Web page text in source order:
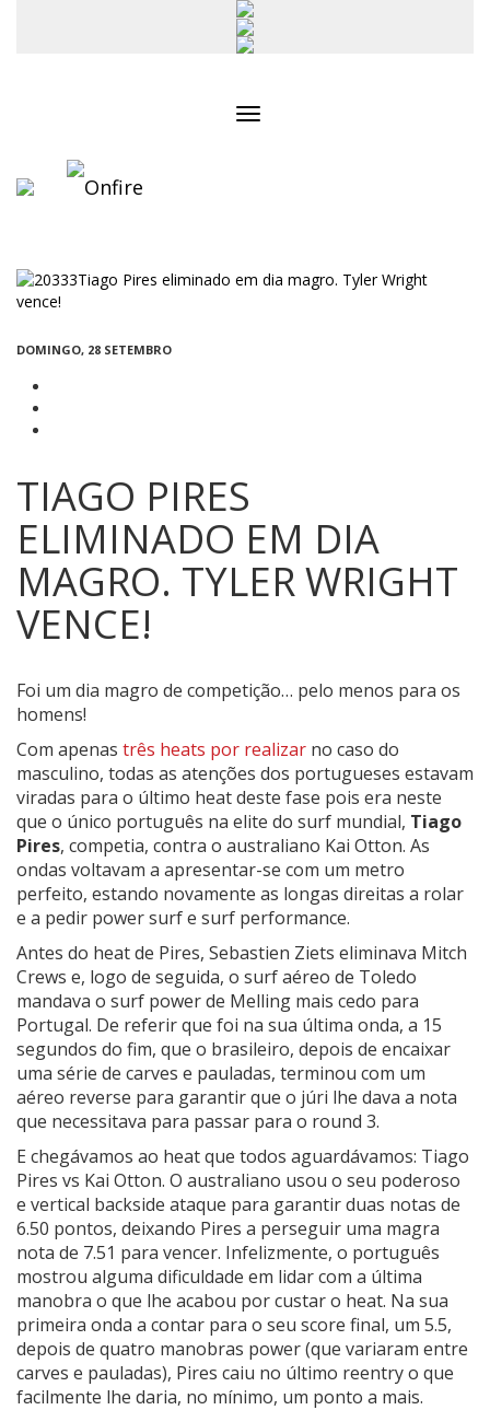
DOMINGO, 28 SETEMBRO
TIAGO PIRES
ELIMINADO EM DIA
MAGRO. TYLER WRIGHT
VENCE!
Foi um dia magro de competição… pelo menos para os
homens!
Com apenas três heats por realizar no caso do
masculino, todas as atenções dos portugueses estavam
viradas para o último heat deste fase pois era neste
que o único português na elite do surf mundial, Tiago
Pires, competia, contra o australiano Kai Otton. As
ondas voltavam a apresentar-se com um metro
perfeito, estando novamente as longas direitas a rolar
e a pedir power surf e surf performance.
Antes do heat de Pires, Sebastien Ziets eliminava Mitch
Crews e, logo de seguida, o surf aéreo de Toledo
mandava o surf power de Melling mais cedo para
Portugal. De referir que foi na sua última onda, a 15
segundos do fim, que o brasileiro, depois de encaixar
uma série de carves e pauladas, terminou com um
aéreo reverse para garantir que o júri lhe dava a nota
que necessitava para passar para o round 3.
E chegávamos ao heat que todos aguardávamos: Tiago
Pires vs Kai Otton. O australiano usou o seu poderoso
e vertical backside ataque para garantir duas notas de
6.50 pontos, deixando Pires a perseguir uma magra
nota de 7.51 para vencer. Infelizmente, o português
mostrou alguma dificuldade em lidar com a última
manobra o que lhe acabou por custar o heat. Na sua
primeira onda a contar para o seu score final, um 5.5,
depois de quatro manobras power (que variaram entre
carves e pauladas), Pires caiu no último reentry o que
facilmente lhe daria, no mínimo, um ponto a mais.